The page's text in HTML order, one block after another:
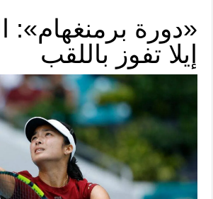
«دورة برمنغهام»:
إيلا تفوز باللقب